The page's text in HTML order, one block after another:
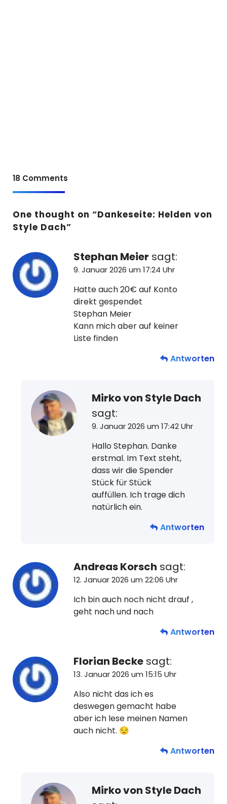
18 Comments
One thought on “Dankeseite: Helden von
Style Dach”
Stephan Meier sagt:
9. Januar 2026 um 17:24 Uhr
Hatte auch 20€ auf Konto
direkt gespendet
Stephan Meier
Kann mich aber auf keiner
Liste finden
Antworten
Mirko von Style Dach
sagt:
9. Januar 2026 um 17:42 Uhr
Hallo Stephan. Danke
erstmal. Im Text steht,
dass wir die Spender
Stück für Stück
auffüllen. Ich trage dich
natürlich ein.
Antworten
Andreas Korsch sagt:
12. Januar 2026 um 22:06 Uhr
Ich bin auch noch nicht drauf ,
geht nach und nach
Antworten
Florian Becke sagt:
13. Januar 2026 um 15:15 Uhr
Also nicht das ich es
deswegen gemacht habe
aber ich lese meinen Namen
auch nicht. 😒
Antworten
Mirko von Style Dach